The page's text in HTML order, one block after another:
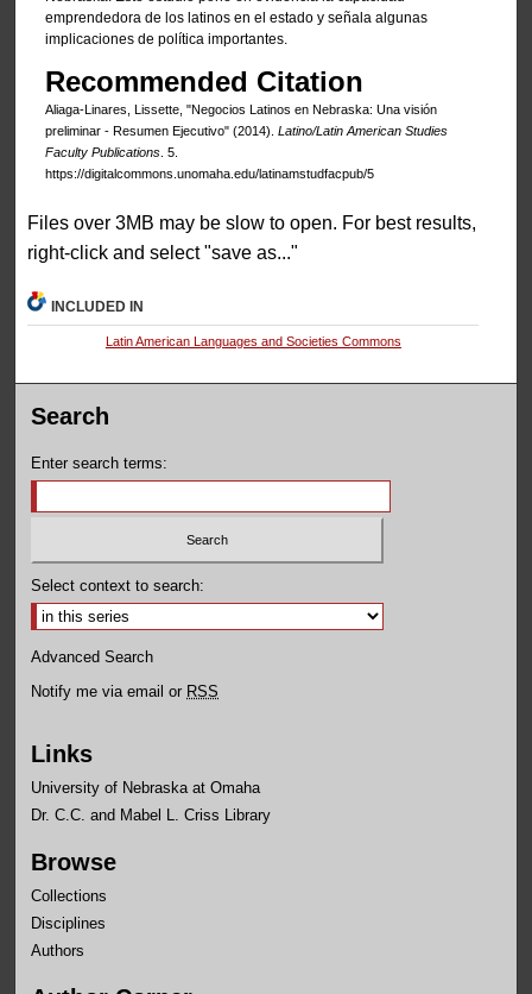
emprendedora de los latinos en el estado y señala algunas
implicaciones de política importantes.
Recommended Citation
Aliaga-Linares, Lissette, "Negocios Latinos en Nebraska: Una visión
preliminar - Resumen Ejecutivo" (2014). Latino/Latin American Studies
Faculty Publications. 5.
https://digitalcommons.unomaha.edu/latinamstudfacpub/5
Files over 3MB may be slow to open. For best results,
right-click and select "save as..."
INCLUDED IN
Latin American Languages and Societies Commons
Search
Enter search terms:
Select context to search:
Advanced Search
Notify me via email or RSS
Links
University of Nebraska at Omaha
Dr. C.C. and Mabel L. Criss Library
Browse
Collections
Disciplines
Authors